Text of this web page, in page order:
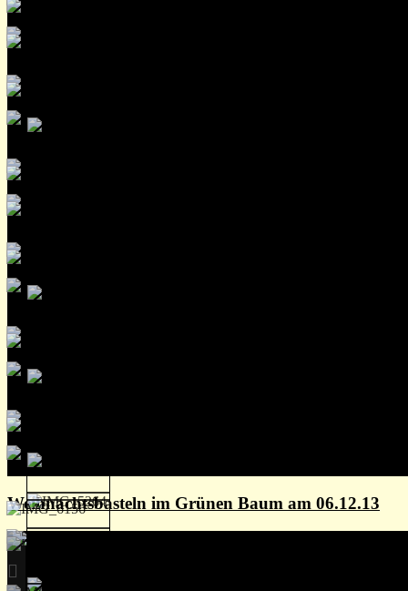
Weihnachtsbasteln im Grünen Baum am 06.12.13